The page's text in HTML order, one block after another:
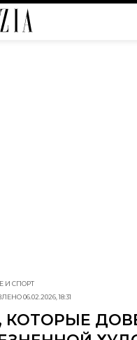
И СПОРТ
06.02.2026, 18:31
КОТОРЫЕ